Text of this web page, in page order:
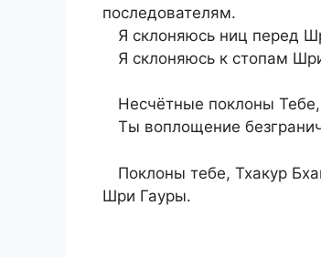
последователям.
Я склоняюсь ниц перед
Я склоняюсь к стопам
Несчётные поклоны
Ты воплощение
Поклоны тебе, Тхакур
Шри Гауры.